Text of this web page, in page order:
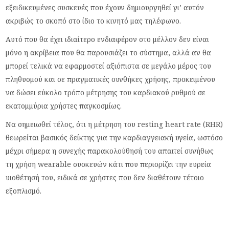
εξειδικευμένες συσκευές που έχουν δημιουργηθεί γι’ αυτόν
ακριβώς το σκοπό στο ίδιο το κινητό μας τηλέφωνο.
Αυτό που θα έχει ιδιαίτερο ενδιαφέρον στο μέλλον δεν είναι
μόνο η ακρίβεια που θα παρουσιάζει το σύστημα, αλλά αν θα
μπορεί τελικά να εφαρμοστεί αξιόπιστα σε μεγάλο μέρος του
πληθυσμού και σε πραγματικές συνθήκες χρήσης, προκειμένου
να δώσει εύκολο τρόπο μέτρησης του καρδιακού ρυθμού σε
εκατομμύρια χρήστες παγκοσμίως.
Να σημειωθεί τέλος, ότι η μέτρηση του resting heart rate (RHR)
θεωρείται βασικός δείκτης για την καρδιαγγειακή υγεία, ωστόσο
μέχρι σήμερα η συνεχής παρακολούθησή του απαιτεί συνήθως
τη χρήση wearable συσκευών κάτι που περιορίζει την ευρεία
υιοθέτησή του, ειδικά σε χρήστες που δεν διαθέτουν τέτοιο
εξοπλισμό.